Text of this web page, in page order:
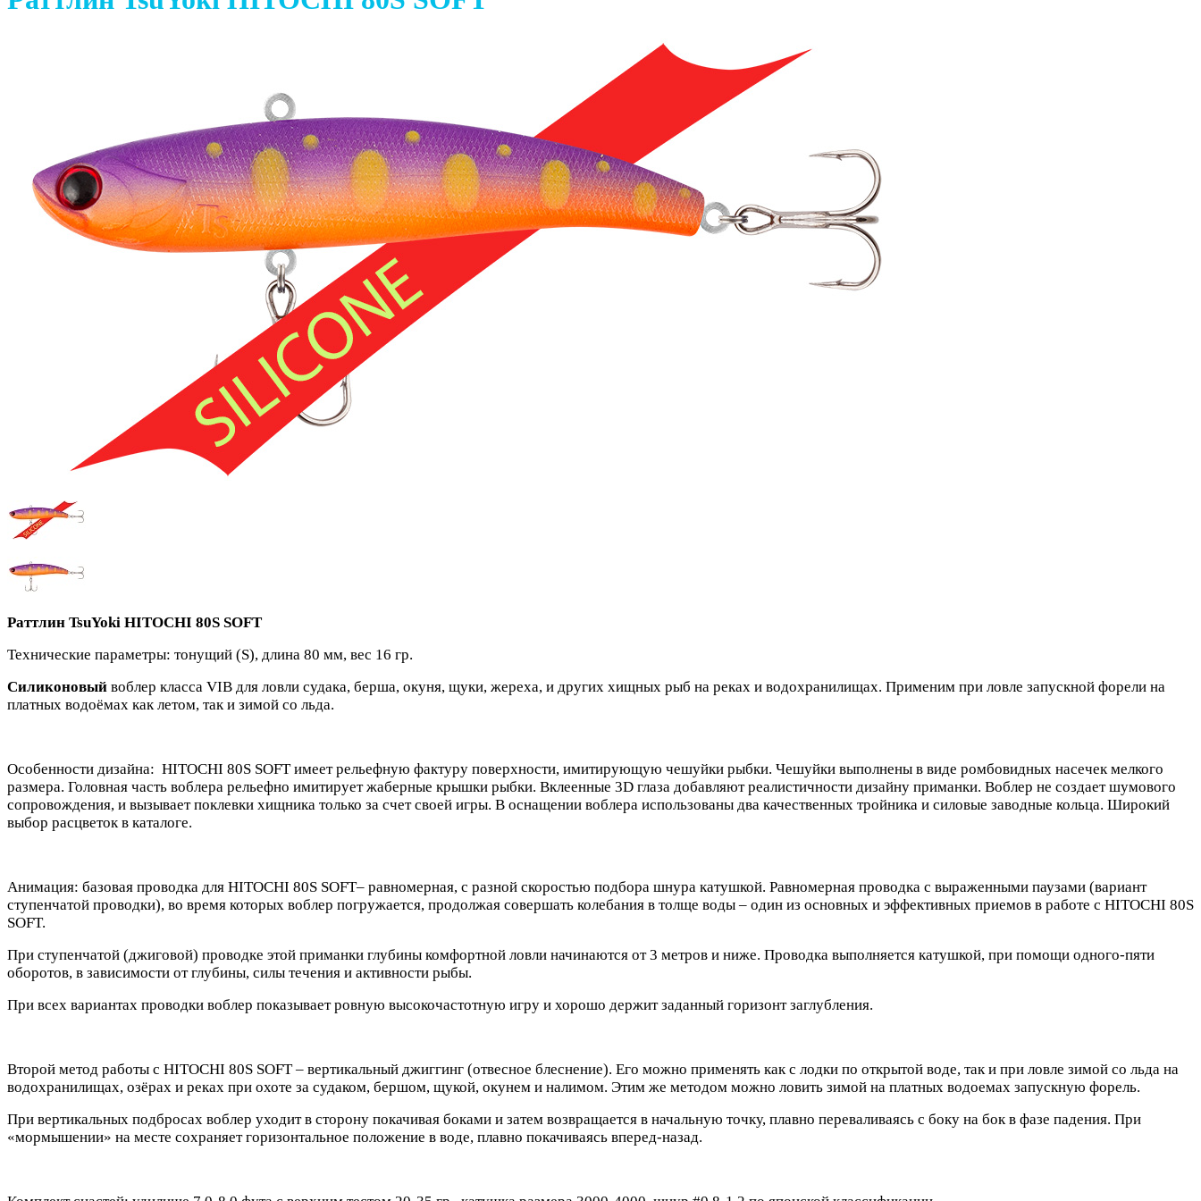
Раттлин TsuYoki HITOCHI 80S SOFT
Технические параметры: тонущий (S), длина 80 мм, вес 16 гр.
Силиконовый воблер класса VIB для ловли судака, берша, окуня, щуки, жереха, и других хищных рыб на реках и водохранилищах. Применим при ловле запускной форели на
платных водоёмах как летом, так и зимой со льда.
Особенности дизайна: HITOCHI 80S SOFT имеет рельефную фактуру поверхности, имитирующую чешуйки рыбки. Чешуйки выполнены в виде ромбовидных насечек мелкого
размера. Головная часть воблера рельефно имитирует жаберные крышки рыбки. Вклеенные 3D глаза добавляют реалистичности дизайну приманки. Воблер не создает шумового
сопровождения, и вызывает поклевки хищника только за счет своей игры. В оснащении воблера использованы два качественных тройника и силовые заводные кольца. Широкий
выбор расцветок в каталоге.
Анимация: базовая проводка для HITOCHI 80S SOFT– равномерная, с разной скоростью подбора шнура катушкой. Равномерная проводка с выраженными паузами (вариант
ступенчатой проводки), во время которых воблер погружается, продолжая совершать колебания в толще воды – один из основных и эффективных приемов в работе с HITOCHI 80S
SOFT.
При ступенчатой (джиговой) проводке этой приманки глубины комфортной ловли начинаются от 3 метров и ниже. Проводка выполняется катушкой, при помощи одного-пяти
оборотов, в зависимости от глубины, силы течения и активности рыбы.
При всех вариантах проводки воблер показывает ровную высокочастотную игру и хорошо держит заданный горизонт заглубления.
Второй метод работы с HITOCHI 80S SOFT – вертикальный джиггинг (отвесное блеснение). Его можно применять как с лодки по открытой воде, так и при ловле зимой со льда на
водохранилищах, озёрах и реках при охоте за судаком, бершом, щукой, окунем и налимом. Этим же методом можно ловить зимой на платных водоемах запускную форель.
При вертикальных подбросах воблер уходит в сторону покачивая боками и затем возвращается в начальную точку, плавно переваливаясь с боку на бок в фазе падения. При
«мормышении» на месте сохраняет горизонтальное положение в воде, плавно покачиваясь вперед-назад.